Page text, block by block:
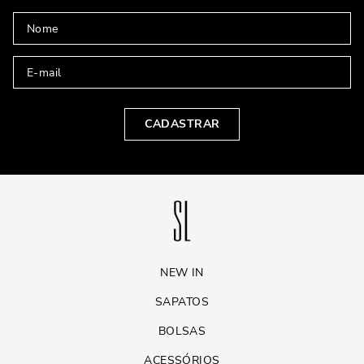
EXAGERAR
CORES QUE HARMONIZAM COM DOURADO
Algumas cores são aliadas perfeitas do dourado. Entre elas:
Preto: clássico e sem erro
Branco: elegante e moderno
Bege e tons terrosos: sofisticados
Se o scarpin for muito brilhante, opte por roupas
Use acessórios mais discretos para que o sapato
CADASTRAR
NEW IN
SAPATOS
BOLSAS
ACESSÓRIOS